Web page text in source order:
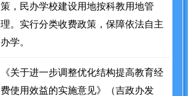
策，民办学校建设用地按科教用地管
理。实行分类收费政策，保障依法自主
办学。
《关于进一步调整优化结构提高教育经
费使用效益的实施意见》（吉政办发